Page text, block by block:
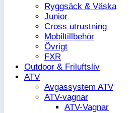
Ryggsäck & Väska
Junior
Cross utrustning
Mobiltillbehör
Övrigt
FXR
Outdoor & Friluftsliv
ATV
Avgassystem ATV
ATV-vagnar
ATV-Vagnar